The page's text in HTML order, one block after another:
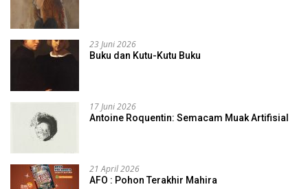
23 Juni 2026
Buku dan Kutu-Kutu Buku
17 Juni 2026
Antoine Roquentin: Semacam Muak Artifisial
21 April 2026
AFO : Pohon Terakhir Mahira